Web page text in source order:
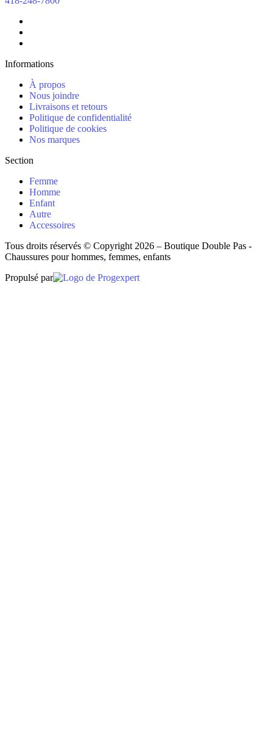
Informations
À propos
Nous joindre
Livraisons et retours
Politique de confidentialité
Politique de cookies
Nos marques
Section
Femme
Homme
Enfant
Autre
Accessoires
Tous droits réservés © Copyright 2026 – Boutique Double Pas -
Chaussures pour hommes, femmes, enfants
Propulsé par